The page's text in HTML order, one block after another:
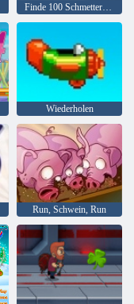
Finde 100 Schmetterlinge
Wiederholen
Run, Schwein, Run